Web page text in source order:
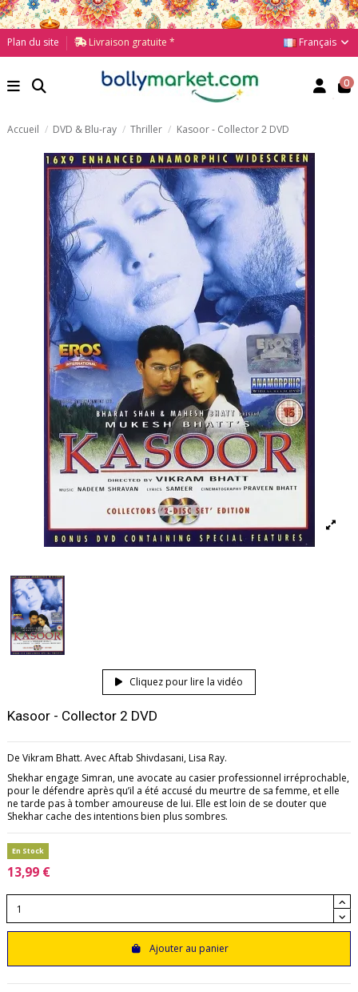
Plan du site Livraison gratuite * Français
0
Accueil DVD & Blu-ray Thriller Kasoor - Collector 2 DVD
Cliquez pour lire la vidéo
Kasoor - Collector 2 DVD
De Vikram Bhatt. Avec Aftab Shivdasani, Lisa Ray.
Shekhar engage Simran, une avocate au casier professionnel irréprochable,
pour le défendre après qu’il a été accusé du meurtre de sa femme, et elle
ne tarde pas à tomber amoureuse de lui. Elle est loin de se douter que
Shekhar cache des intentions bien plus sombres.
En Stock
13,99 €
Ajouter au panier